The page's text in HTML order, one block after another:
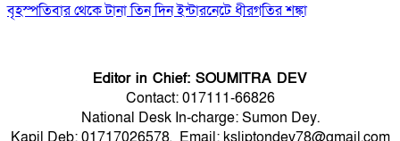
বৃহস্পতিবার থেকে টানা তিন দিন ইন্টারনেটে ধীরগতির শঙ্কা
Editor in Chief: SOUMITRA DEV
Contact: 017111-66826
National Desk In-charge: Sumon Dey.